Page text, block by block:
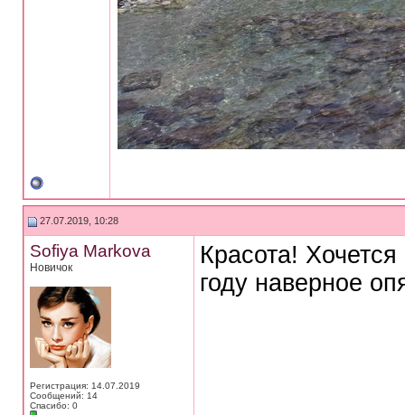
27.07.2019, 10:28
Sofiya Markova
Новичок
Регистрация: 14.07.2019
Сообщений: 14
Спасибо: 0
Красота!
году наверное